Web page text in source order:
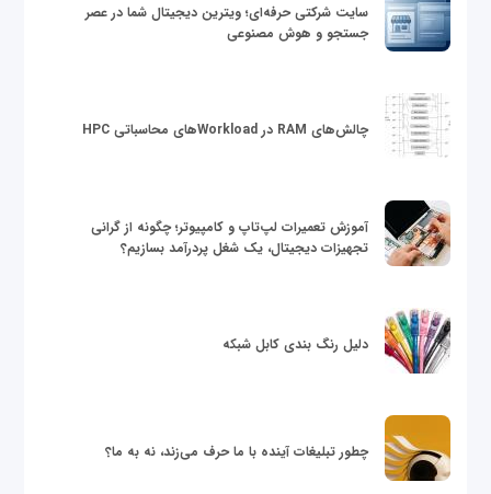
سایت شرکتی حرفه‌ای؛ ویترین دیجیتال شما در عصر
جستجو و هوش مصنوعی
چالش‌های RAM در Workloadهای محاسباتی HPC
آموزش تعمیرات لپ‌تاپ و کامپیوتر؛ چگونه از گرانی
تجهیزات دیجیتال، یک شغل پردرآمد بسازیم؟
دلیل رنگ بندی کابل شبکه
چطور تبلیغات آینده با ما حرف می‌زند، نه به ما؟